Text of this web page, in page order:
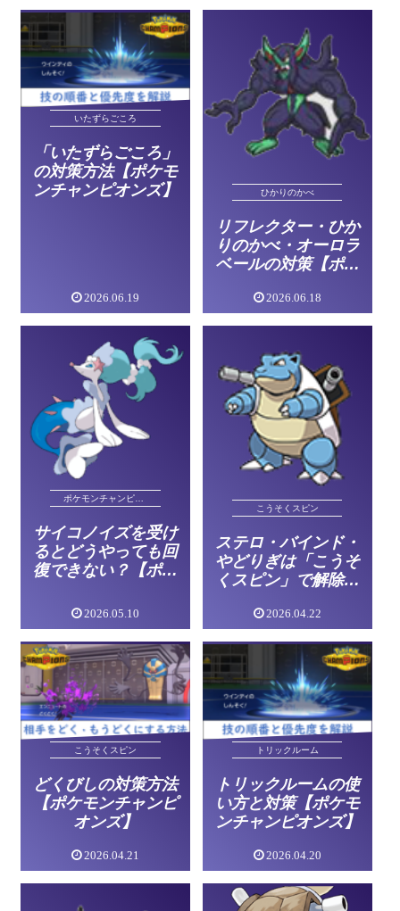
いたずらごころ
「いたずらごころ」
の対策方法【ポケモ
ンチャンピオンズ】
2026.06.19
ひかりのかべ
リフレクター・ひか
りのかべ・オーロラ
ベールの対策【ポケ
ズ】
2026.06.18
サイコノイズを受け
るとどうやっても回
復できない？【ポケ
ズ】
2026.05.10
こうそくスピン
ステロ・バインド・
やどりぎは「こうそ
くスピン」で解除！
オンズ】
2026.04.22
こうそくスピン
どくびしの対策方法
【ポケモンチャンピ
オンズ】
2026.04.21
トリックルーム
トリックルームの使
い方と対策【ポケモ
ンチャンピオンズ】
2026.04.20